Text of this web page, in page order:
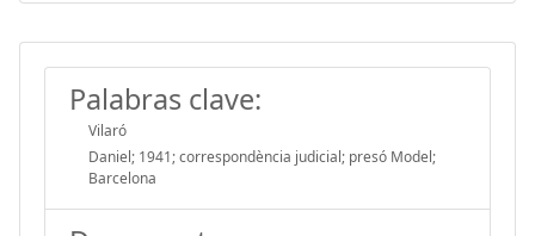
Palabras clave:
Vilaró
Daniel; 1941; correspondència judicial; presó Model;
Barcelona